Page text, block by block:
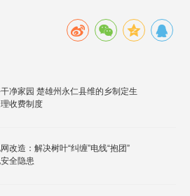
净家园 楚雄州永仁县维的乡制定生
收费制度
改造：解决树叶“纠缠”电线“抱团”
全隐患